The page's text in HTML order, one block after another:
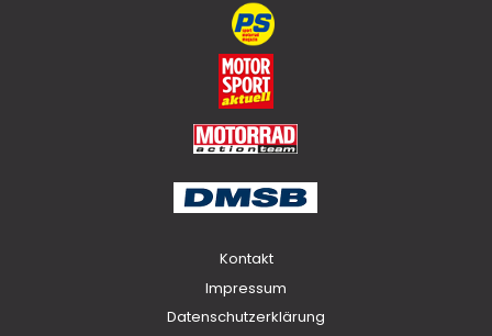
Kontakt
Impressum
Datenschutzerklärung